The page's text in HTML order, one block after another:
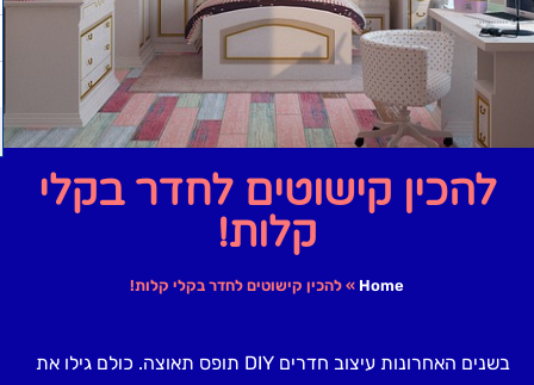
להכין קישוטים לחדר בקלי
קלות!
Home
» להכין קישוטים לחדר בקלי קלות!
בשנים האחרונות עיצוב חדרים DIY תופס תאוצה. כולם גילו את